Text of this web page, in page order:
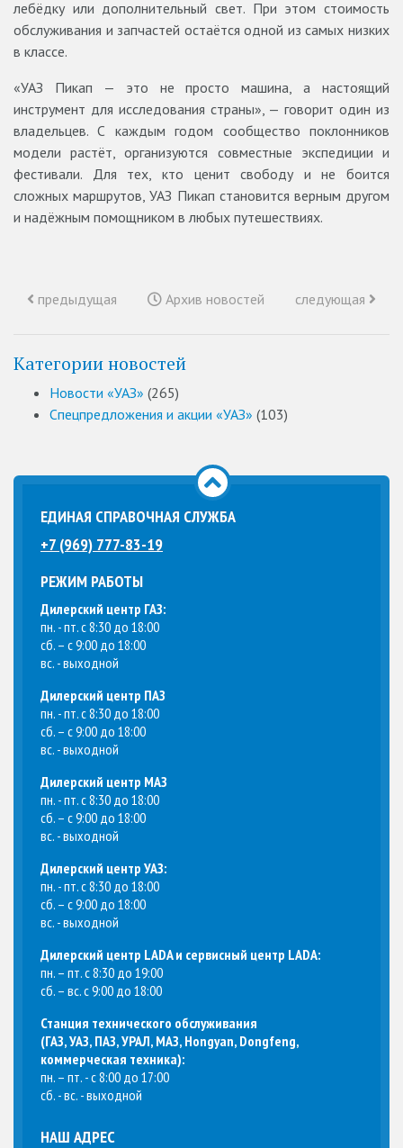
лебёдку или дополнительный свет. При этом стоимость
обслуживания и запчастей остаётся одной из самых низких
в классе.
«УАЗ Пикап — это не просто машина, а настоящий
инструмент для исследования страны», — говорит один из
владельцев. С каждым годом сообщество поклонников
модели растёт, организуются совместные экспедиции и
фестивали. Для тех, кто ценит свободу и не боится
сложных маршрутов, УАЗ Пикап становится верным другом
и надёжным помощником в любых путешествиях.
предыдущая Архив новостей следующая
Категории новостей
Новости «УАЗ» (265)
Спецпредложения и акции «УАЗ» (103)
ЕДИНАЯ СПРАВОЧНАЯ СЛУЖБА
+7 (969) 777-83-19
РЕЖИМ РАБОТЫ
Дилерский центр ГАЗ:
пн. - пт. с 8:30 до 18:00
сб. – с 9:00 до 18:00
вс. - выходной
Дилерский центр ПАЗ
пн. - пт. с 8:30 до 18:00
сб. – с 9:00 до 18:00
вс. - выходной
Дилерский центр МАЗ
пн. - пт. с 8:30 до 18:00
сб. – с 9:00 до 18:00
вс. - выходной
Дилерский центр УАЗ:
пн. - пт. с 8:30 до 18:00
сб. – с 9:00 до 18:00
вс. - выходной
Дилерский центр LADA и сервисный центр LADA:
пн. – пт. с 8:30 до 19:00
сб. – вс. с 9:00 до 18:00
Станция технического обслуживания
(ГАЗ, УАЗ, ПАЗ, УРАЛ, МАЗ, Hongyan, Dongfeng,
коммерческая техника):
пн. – пт. - с 8:00 до 17:00
сб. - вс. - выходной
НАШ АДРЕС